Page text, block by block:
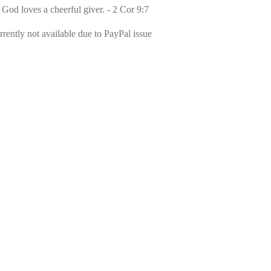
loves a cheerful giver. - 2 Cor 9:7
not available due to PayPal issue